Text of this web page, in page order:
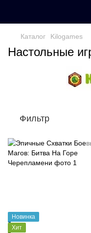
Каталог Kilogames
Настольные
Фильтр
Новинка
Хит